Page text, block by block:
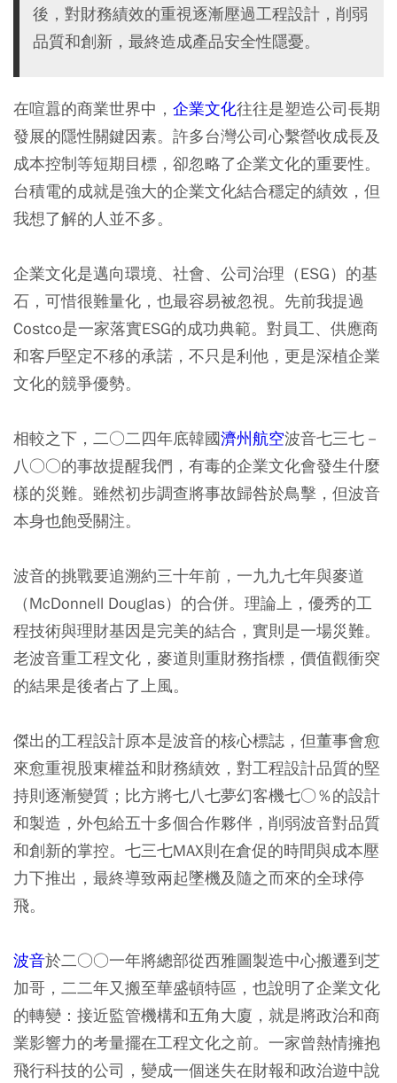
後，對財務績效的重視逐漸壓過工程設計，削弱
品質和創新，最終造成產品安全性隱憂。
在喧囂的商業世界中， 企業文化往往是塑造公司長期
發展的隱性關鍵因素。許多台灣公司心繫營收成長及
成本控制等短期目標，卻忽略了企業文化的重要性。
台積電的成就是強大的企業文化結合穩定的績效，但
我想了解的人並不多。
企業文化是邁向環境、社會、公司治理（ESG）的基
石，可惜很難量化，也最容易被忽視。先前我提過
Costco是一家落實ESG的成功典範。對員工、供應商
和客戶堅定不移的承諾，不只是利他，更是深植企業
文化的競爭優勢。
相較之下，二○二四年底韓國濟州航空波音七三七－
八○○的事故提醒我們，有毒的企業文化會發生什麼
樣的災難。雖然初步調查將事故歸咎於鳥擊，但波音
本身也飽受關注。
波音的挑戰要追溯約三十年前，一九九七年與麥道
（McDonnell Douglas）的合併。理論上，優秀的工
程技術與理財基因是完美的結合，實則是一場災難。
老波音重工程文化，麥道則重財務指標，價值觀衝突
的結果是後者占了上風。
傑出的工程設計原本是波音的核心標誌，但董事會愈
來愈重視股東權益和財務績效，對工程設計品質的堅
持則逐漸變質；比方將七八七夢幻客機七○％的設計
和製造，外包給五十多個合作夥伴，削弱波音對品質
和創新的掌控。七三七MAX則在倉促的時間與成本壓
力下推出，最終導致兩起墜機及隨之而來的全球停
飛。
波音於二○○一年將總部從西雅圖製造中心搬遷到芝
加哥，二二年又搬至華盛頓特區，也說明了企業文化
的轉變：接近監管機構和五角大廈，就是將政治和商
業影響力的考量擺在工程文化之前。一家曾熱情擁抱
飛行科技的公司，變成一個迷失在財報和政治遊中說